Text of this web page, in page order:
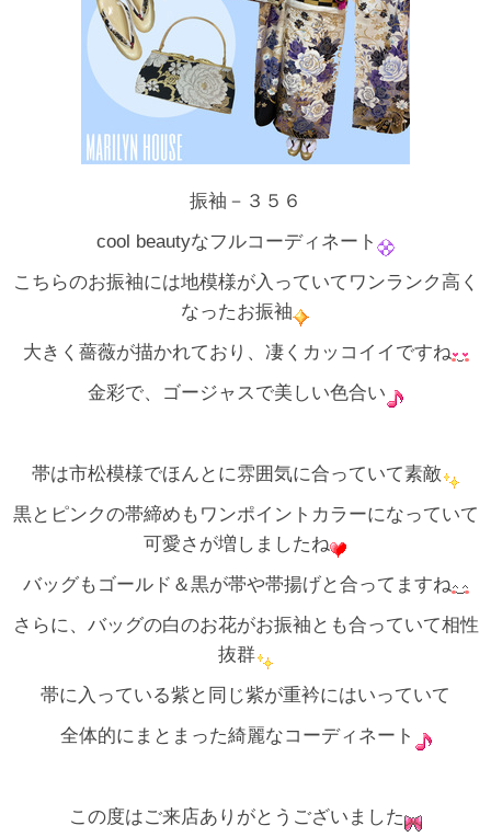
振袖－３５６
cool beautyなフルコーディネート
こちらのお振袖には地模様が入っていてワンランク高く
なったお振袖
大きく薔薇が描かれており、凄くカッコイイですね
金彩で、ゴージャスで美しい色合い
帯は市松模様でほんとに雰囲気に合っていて素敵
黒とピンクの帯締めもワンポイントカラーになっていて
可愛さが増しましたね
バッグもゴールド＆黒が帯や帯揚げと合ってますね
さらに、バッグの白のお花がお振袖とも合っていて相性
抜群
帯に入っている紫と同じ紫が重衿にはいっていて
全体的にまとまった綺麗なコーディネート
この度はご来店ありがとうございました